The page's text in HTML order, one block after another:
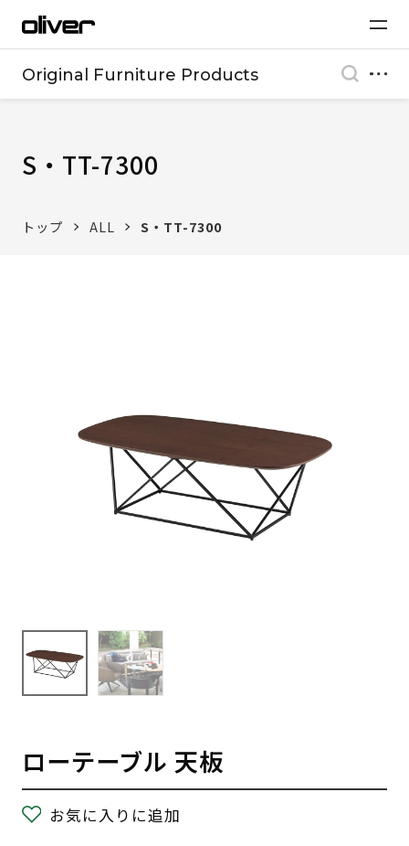
Original Furniture Products
S・TT-7300
トップ ALL S・TT-7300
ローテーブル 天板
お気に入りに追加